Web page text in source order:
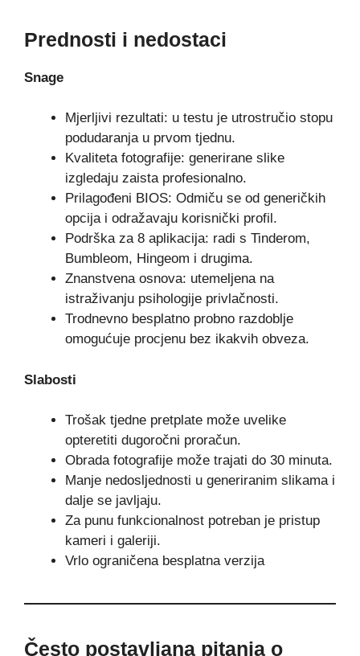
Prednosti i nedostaci
Snage
Mjerljivi rezultati: u testu je utrostručio stopu
podudaranja u prvom tjednu.
Kvaliteta fotografije: generirane slike
izgledaju zaista profesionalno.
Prilagođeni BIOS: Odmiču se od generičkih
opcija i odražavaju korisnički profil.
Podrška za 8 aplikacija: radi s Tinderom,
Bumbleom, Hingeom i drugima.
Znanstvena osnova: utemeljena na
istraživanju psihologije privlačnosti.
Trodnevno besplatno probno razdoblje
omogućuje procjenu bez ikakvih obveza.
Slabosti
Trošak tjedne pretplate može uvelike
opteretiti dugoročni proračun.
Obrada fotografije može trajati do 30 minuta.
Manje nedosljednosti u generiranim slikama i
dalje se javljaju.
Za punu funkcionalnost potreban je pristup
kameri i galeriji.
Vrlo ograničena besplatna verzija
Često postavljana pitanja o